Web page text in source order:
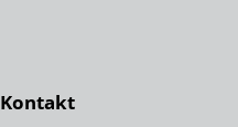
Kontakt